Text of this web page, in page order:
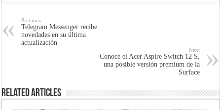
Previous
Telegram Messenger recibe
novedades en su última
actualización
Next
Conoce el Acer Aspire Switch 12 S,
una posible versión premium de la
Surface
Related Articles